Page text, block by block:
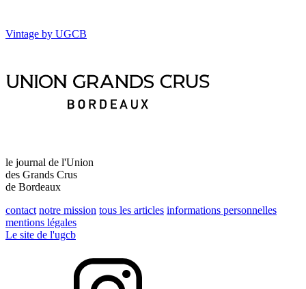
Vintage by UGCB
le journal de l'Union
des Grands Crus
de Bordeaux
contact notre mission tous les articles informations personnelles
mentions légales
Le site de l'ugcb